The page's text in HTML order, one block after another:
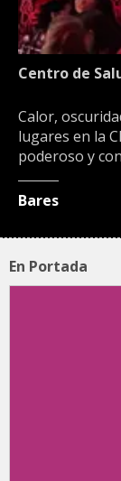
Centro de
Calor,
lugares en la
poderoso y
Bares
En Portada